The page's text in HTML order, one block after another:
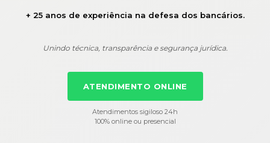
+ 25 anos de experiência na defesa dos bancários.
Unindo técnica, transparência e segurança jurídica.
ATENDIMENTO ONLINE
Atendimentos sigiloso 24h
100% online ou presencial